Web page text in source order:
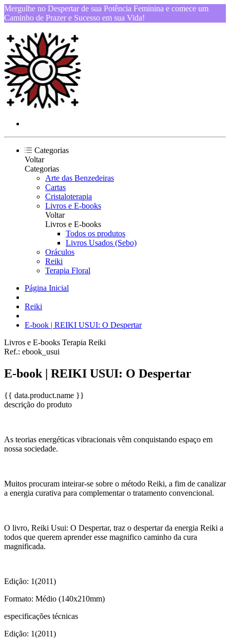
Mergulhe no Despertar de sua Potência Feminina e comece um
Caminho de Prazer e Sucesso em sua Vida!
Categorias
Voltar
Categorias
Arte das Benzedeiras
Cartas
Cristaloterapia
Livros e E-books
Voltar
Livros e E-books
Todos os produtos
Livros Usados (Sebo)
Oráculos
Reiki
Terapia Floral
Página Inicial
Reiki
E-book | REIKI USUI: O Despertar
Livros e E-books Terapia Reiki
Ref.: ebook_usui
E-book | REIKI USUI: O Despertar
{{ data.product.name }}
descrição do produto
As teorias energéticas vibracionais vêm conquistando espaço em
nossa sociedade.
Muitos procuram inteirar-se sobre o método Reiki, a fim de canalizar
a energia curativa para complementar o tratamento convencional.
O livro, Reiki Usui: O Despertar, traz o despertar da energia Reiki a
todos que querem aprender esse magnifico caminho da cura
magnificada.
Edição: 1(2011)
Formato: Médio (140x210mm)
especificações técnicas
Edição: 1(2011)